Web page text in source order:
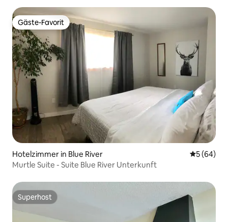
Gäste-Favorit
Gäste-Favorit
Hotelzimmer in Blue River
5 (64)
Murtle Suite - Suite Blue River Unterkunft
Superhost
Superhost